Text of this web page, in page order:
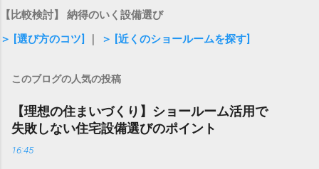
【比較検討】 納得のいく設備選び
＞ [選び方のコツ]
＞ [近くのショールームを探す]
このブログの人気の投稿
【理想の住まいづくり】ショールーム活用で
失敗しない住宅設備選びのポイント
16:45